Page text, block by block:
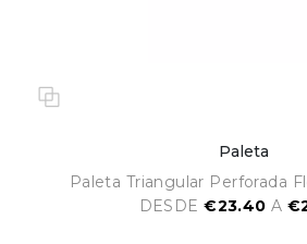
Paleta
Paleta Triangular Perforada
DESDE€23.40A